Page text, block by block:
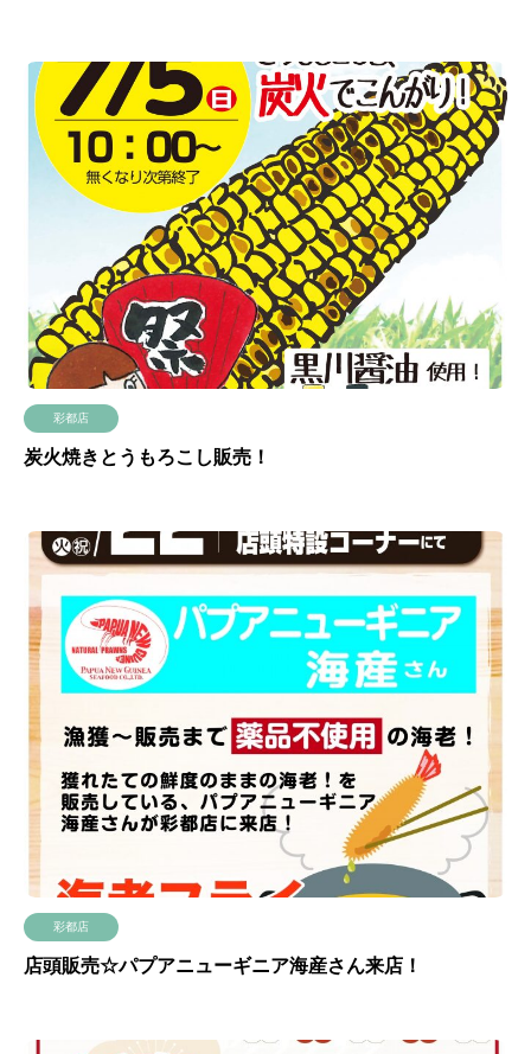
彩都店
炭火焼きとうもろこし販売！
彩都店
店頭販売☆パプアニューギニア海産さん来店！